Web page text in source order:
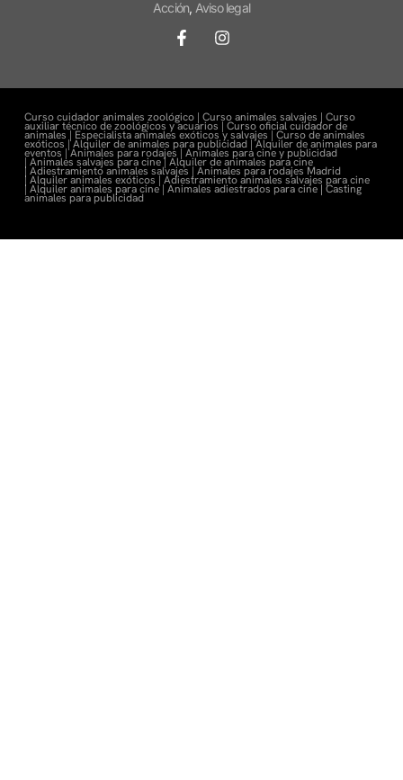
Acción, Aviso legal
Curso cuidador animales zoológico | Curso animales salvajes | Curso
auxiliar técnico de zoológicos y acuarios | Curso oficial cuidador de
animales | Especialista animales exóticos y salvajes | Curso de animales
exóticos |Alquiler de animales para publicidad |Alquiler de animales para
eventos |Animales para rodajes | Animales para cine y publicidad
| Animales salvajes para cine | Alquiler de animales para cine
| Adiestramiento animales salvajes | Animales para rodajes Madrid
| Alquiler animales exóticos | Adiestramiento animales salvajes para cine
| Alquiler animales para cine | Animales adiestrados para cine| Casting
animales para publicidad